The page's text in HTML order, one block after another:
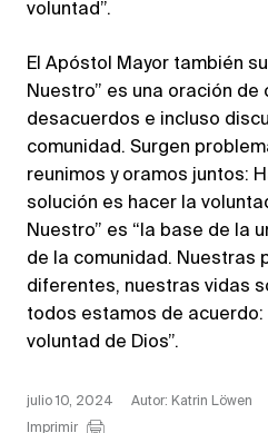
voluntad”.
El Apóstol Mayor también
Nuestro” es una oración de
desacuerdos e incluso
comunidad. Surgen
reunimos y oramos juntos:
solución es hacer la
Nuestro” es “la base de la
de la comunidad. Nuestras
diferentes, nuestras vidas
todos estamos de acuerdo:
voluntad de Dios”.
julio 10, 2024
Autor: Katrin Löwen
Imprimir